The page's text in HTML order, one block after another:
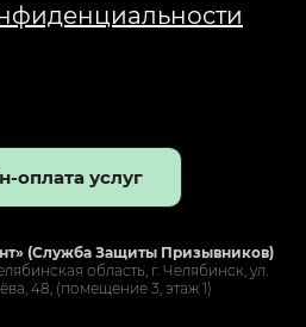
(Служба Защиты Призывников)
область, г. Челябинск, ул.
48, (помещение 3, этаж 1)
оплата услуг